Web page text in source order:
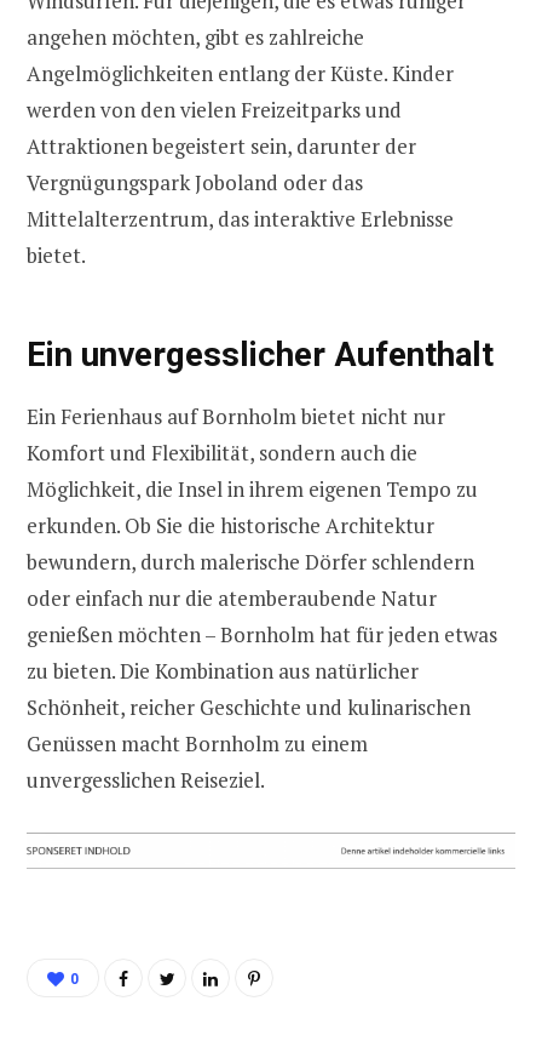
angehen möchten, gibt es zahlreiche
Angelmöglichkeiten entlang der Küste. Kinder
werden von den vielen Freizeitparks und
Attraktionen begeistert sein, darunter der
Vergnügungspark Joboland oder das
Mittelalterzentrum, das interaktive Erlebnisse
bietet.
Ein unvergesslicher Aufenthalt
Ein Ferienhaus auf Bornholm bietet nicht nur
Komfort und Flexibilität, sondern auch die
Möglichkeit, die Insel in ihrem eigenen Tempo zu
erkunden. Ob Sie die historische Architektur
bewundern, durch malerische Dörfer schlendern
oder einfach nur die atemberaubende Natur
genießen möchten – Bornholm hat für jeden etwas
zu bieten. Die Kombination aus natürlicher
Schönheit, reicher Geschichte und kulinarischen
Genüssen macht Bornholm zu einem
unvergesslichen Reiseziel.
0